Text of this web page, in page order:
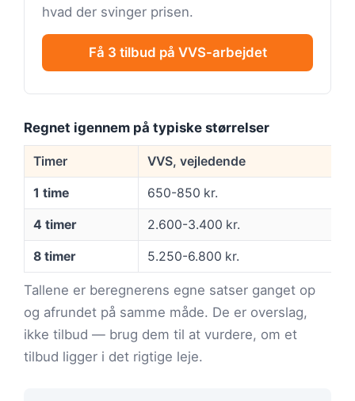
hvad der svinger prisen.
Få 3 tilbud på VVS-arbejdet
Regnet igennem på typiske størrelser
Timer VVS, vejledende
1 time 650-850 kr.
4 timer 2.600-3.400 kr.
8 timer 5.250-6.800 kr.
Tallene er beregnerens egne satser ganget op
og afrundet på samme måde. De er overslag,
ikke tilbud — brug dem til at vurdere, om et
tilbud ligger i det rigtige leje.